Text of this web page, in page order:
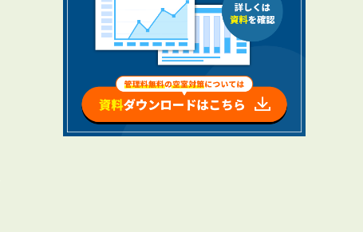
管理料無料について
４つの強み
報酬と独自の保証内容
手続きの流れ
賃料査定について